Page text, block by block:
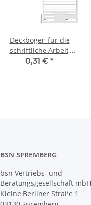
Deckbogen für die
schriftliche Arbeit,
Abiturprüfung, DIN A3
0,31 € *
BSN SPREMBERG
bsn Vertriebs- und
Beratungsgesellschaft mbH
Kleine Berliner Straße 1